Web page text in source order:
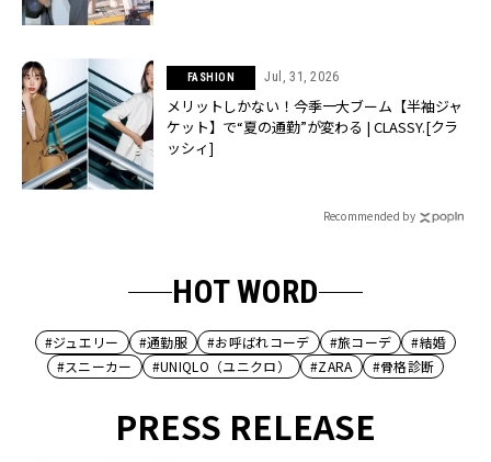
FASHION Jul, 31, 2026
メリットしかない！今季一大ブーム【半袖ジャ
ケット】で“夏の通勤”が変わる | CLASSY.[クラ
ッシィ]
Recommended by
HOT WORD
#ジュエリー #通勤服 #お呼ばれコーデ #旅コーデ
#結婚
#スニーカー
#UNIQLO（ユニクロ） #ZARA #骨格診断
PRESS RELEASE